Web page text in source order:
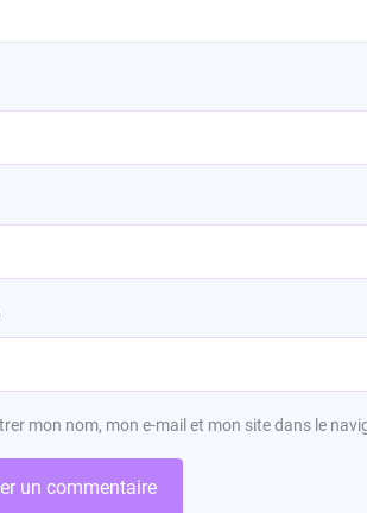
mon nom, mon e-mail et mon site dans le